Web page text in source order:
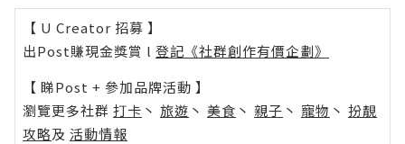
【 U Creator 招募 】
出Post賺現金獎賞 l 登記《社群創作有價企劃》
【 睇Post + 參加品牌活動 】
瀏覽更多社群 打卡 丶 旅遊 丶 美食 丶 親子 丶 寵物 丶 扮靚
攻略及 活動情報